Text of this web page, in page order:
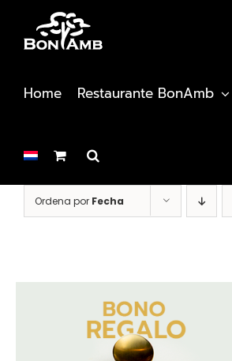
contenido
Home Restaurante BonAmb
Ordena por Fecha